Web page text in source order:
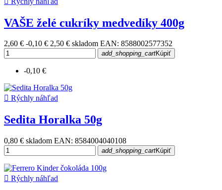
VAŠE želé cukríky medvedíky 400g
2,60 € -0,10 € 2,50 € skladom EAN: 8588002577352
add_shopping_cartKúpiť
-0,10 €
 Rýchly náhľad
Sedita Horalka 50g
0,80 € skladom EAN: 8584004040108
add_shopping_cartKúpiť
 Rýchly náhľad